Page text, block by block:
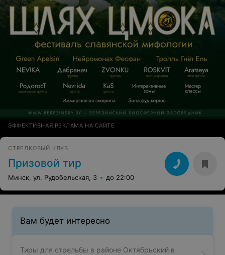
праздника, за его профессионализм, за терпение
наших волнений и звонков) Все было незабываемо и
ЭФФЕКТИВНАЯ РЕКЛАМА НА САЙТЕ
СТРЕЛКОВЫЙ КЛУБ
Призовой тир
Минск, ул. Рудобельская, 3 до 22:00
Вам будет интересно
Тиры для стрельбы в районе Октябрьский в